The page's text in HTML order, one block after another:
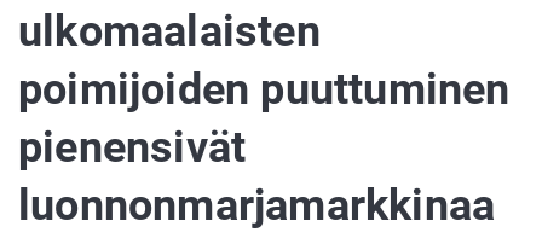
ulkomaalaisten
poimijoiden puuttuminen
pienensivät
luonnonmarjamarkkinaa